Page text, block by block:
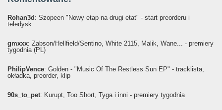
Rohan3d : Szopeen "Nowy etap na drugi etat" - start preorderu i
teledysk
gmxxx: Żabson/Hellfield/Sentino, White 2115, Malik, Wane... - premiery
tygodnia (PL)
PhilipVence: Golden - "Music Of The Restless Sun EP" - tracklista,
okładka, preorder, klip
90s_to_pet: Kurupt, Too Short, Tyga i inni - premiery tygodnia